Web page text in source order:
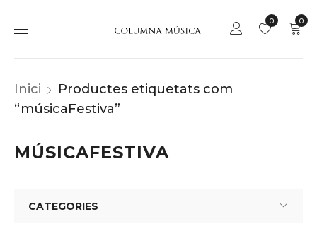
0
0
Inici
Productes etiquetats com
“músicaFestiva”
MÚSICAFESTIVA
CATEGORIES